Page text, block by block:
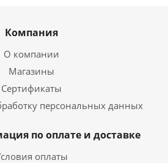
Компания
О компании
Магазины
Сертификаты
персональных данных
по оплате и доставке
оплаты